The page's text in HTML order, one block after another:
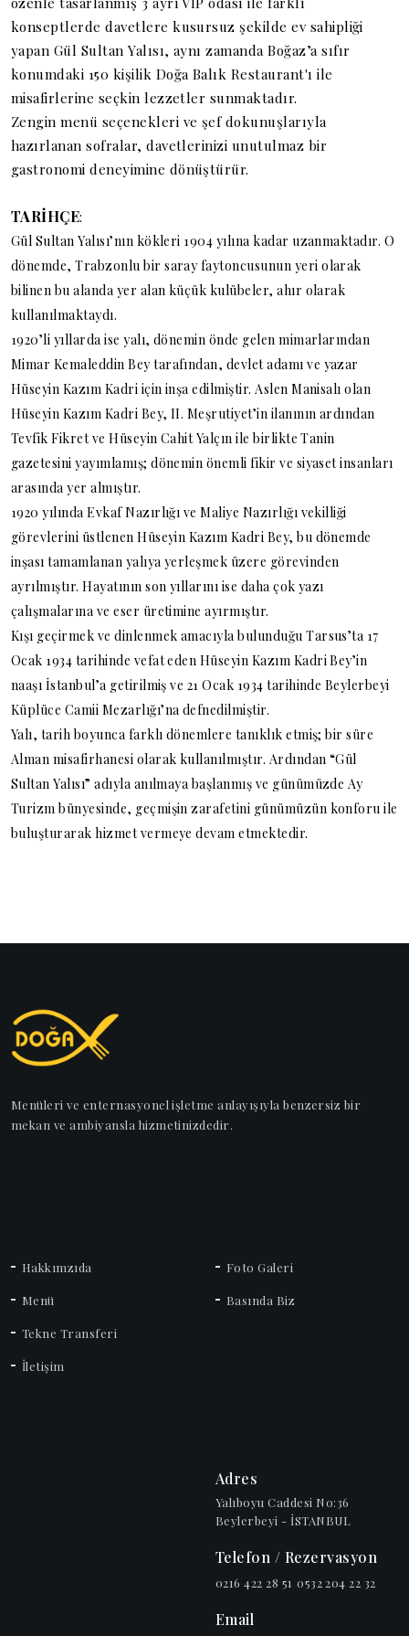
konseptlerde davetlere kusursuz şekilde ev sahipliği
yapan Gül Sultan Yalısı, aynı zamanda Boğaz’a sıfır
konumdaki 150 kişilik Doğa Balık Restaurant'ı ile
misafirlerine seçkin lezzetler sunmaktadır.
Zengin menü seçenekleri ve şef dokunuşlarıyla
hazırlanan sofralar, davetlerinizi unutulmaz bir
gastronomi deneyimine dönüştürür.
TARİHÇE:
Gül Sultan Yalısı’nın kökleri 1904 yılına kadar uzanmaktadır. O
dönemde, Trabzonlu bir saray faytoncusunun yeri olarak
bilinen bu alanda yer alan küçük kulübeler, ahır olarak
kullanılmaktaydı.
1920’li yıllarda ise yalı, dönemin önde gelen mimarlarından
Mimar Kemaleddin Bey tarafından, devlet adamı ve yazar
Hüseyin Kazım Kadri için inşa edilmiştir. Aslen Manisalı olan
Hüseyin Kazım Kadri Bey, II. Meşrutiyet’in ilanının ardından
Tevfik Fikret ve Hüseyin Cahit Yalçın ile birlikte Tanin
gazetesini yayımlamış; dönemin önemli fikir ve siyaset insanları
arasında yer almıştır.
1920 yılında Evkaf Nazırlığı ve Maliye Nazırlığı vekilliği
görevlerini üstlenen Hüseyin Kazım Kadri Bey, bu dönemde
inşası tamamlanan yalıya yerleşmek üzere görevinden
ayrılmıştır. Hayatının son yıllarını ise daha çok yazı
çalışmalarına ve eser üretimine ayırmıştır.
Kışı geçirmek ve dinlenmek amacıyla bulunduğu Tarsus’ta 17
Ocak 1934 tarihinde vefat eden Hüseyin Kazım Kadri Bey’in
naaşı İstanbul’a getirilmiş ve 21 Ocak 1934 tarihinde Beylerbeyi
Küplüce Camii Mezarlığı’na defnedilmiştir.
Yalı, tarih boyunca farklı dönemlere tanıklık etmiş; bir süre
Alman misafirhanesi olarak kullanılmıştır. Ardından “Gül
Sultan Yalısı” adıyla anılmaya başlanmış ve günümüzde Ay
Turizm bünyesinde, geçmişin zarafetini günümüzün konforu ile
buluşturarak hizmet vermeye devam etmektedir.
Menüleri ve enternasyonel işletme anlayışıyla benzersiz bir
mekan ve ambiyansla hizmetinizdedir.
Hakkımzıda
Menü
Tekne Transferi
İletişim
Foto Galeri
Basında Biz
Adres
Yalıboyu Caddesi No:36
Beylerbeyi - İSTANBUL
Telefon / Rezervasyon
0216 422 28 51 0532 204 22 32
Email